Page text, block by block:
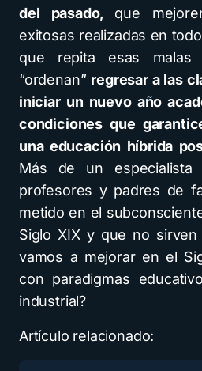
del pasado, que
exitosas realizadas en
que repita esas malas
“ordenan” regresar a las
iniciar un nuevo año
condiciones que
una educación híbrida
Más de un
profesores y padres de
metido en el
Siglo XIX y que no sirven
vamos a mejorar en el
con paradigmas
industrial?
Artículo relacionado: